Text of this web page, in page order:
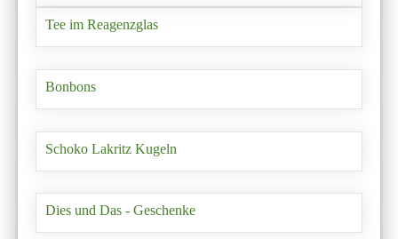
Tee im Reagenzglas
Bonbons
Schoko Lakritz Kugeln
Dies und Das - Geschenke